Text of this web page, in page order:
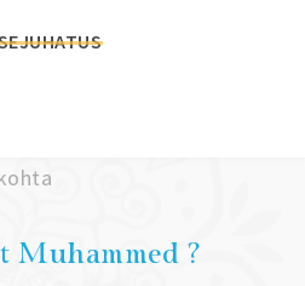
Muhammed ?